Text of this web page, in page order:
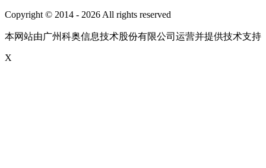
Copyright © 2014 - 2026 All rights reserved
本网站由广州科奥信息技术股份有限公司运营并提供技术支持
X